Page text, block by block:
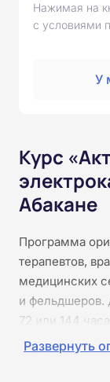
Нажимая на
с условиями
У
Курс
Абакане
Программа
терапевтов,
медицинских
и фельдшеров.
72 или 144
вы углубите
Развернуть